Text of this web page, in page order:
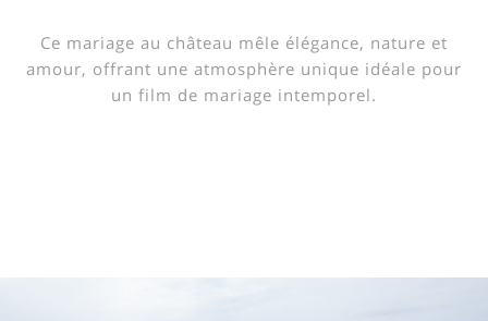
Ce mariage au château mêle élégance, nature et
amour, offrant une atmosphère unique idéale pour
un film de mariage intemporel.